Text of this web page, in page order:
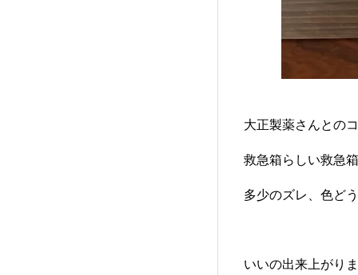
大正製薬さんとの
救急箱らしい救急
多少のズレ、色ど
いいの出来上がり